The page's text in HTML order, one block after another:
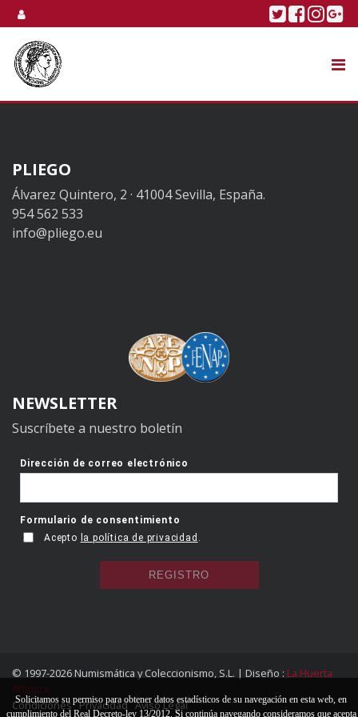
Skip to content Twitter
PLIEGO
Álvarez Quintero, 2 · 41004 Sevilla, España.
954 562 533
info@pliego.eu
NEWSLETTER
Suscríbete a nuestro boletín
© 1997-2026 Numismática y Coleccionismo, S.L. | Diseño : La Huerta
Atómica
Condiciones Privacidad Aviso Legal
Solicitamos su permiso para obtener datos estadísticos de su navegación en esta web, en
cumplimiento del Real Decreto-ley 13/2012. Si continúa navegando consideramos que acepta
TIENDA ONLINE